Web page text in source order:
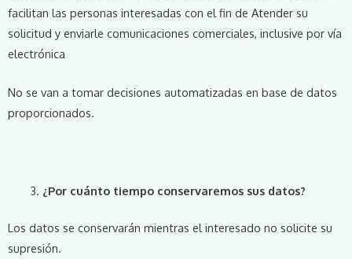
facilitan las personas interesadas con el fin de Atender su
solicitud y enviarle comunicaciones comerciales, inclusive por vía
electrónica
No se van a tomar decisiones automatizadas en base de datos
proporcionados.
¿Por cuánto tiempo conservaremos sus datos?
Los datos se conservarán mientras el interesado no solicite su
supresión.